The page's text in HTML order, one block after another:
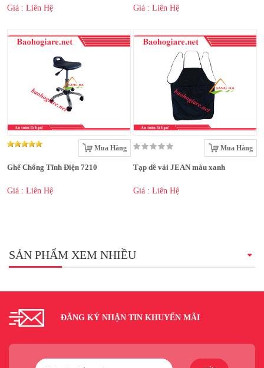
Giá : Liên Hệ Giá : Liên Hệ
Mua Hàng
Ghế Chống Tĩnh Điện 7210
Giá : Liên Hệ
Mua Hàng
Tạp dề vải JEAN màu xanh
Giá : Liên Hệ
SẢN PHẨM XEM NHIỀU
ĐĂNG KÝ NHẬN TIN KHUYẾN MÃI